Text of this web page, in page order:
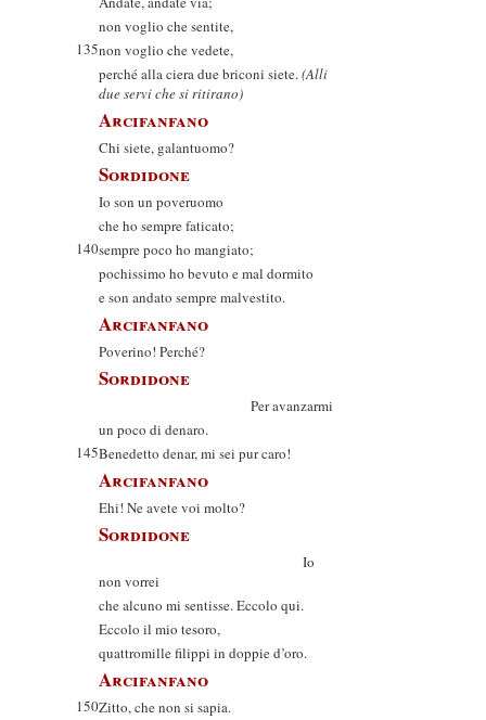
non voglio che sentite,
135non voglio che vedete,
perché alla ciera due briconi siete.(Alli
due servi che si ritirano)
Arcifanfano
Chi siete, galantuomo?
Sordidone
Io son un poveruomo
che ho sempre faticato;
140sempre poco ho mangiato;
pochissimo ho bevuto e mal dormito
e son andato sempre malvestito.
Arcifanfano
Poverino! Perché?
Sordidone
Per avanzarmi
un poco di denaro.
145Benedetto denar, mi sei pur caro!
Arcifanfano
Ehi! Ne avete voi molto?
Sordidone
Io
non vorrei
che alcuno mi sentisse. Eccolo qui.
Eccolo il mio tesoro,
quattromille filippi in doppie d’oro.
Arcifanfano
150Zitto, che non si sapia.